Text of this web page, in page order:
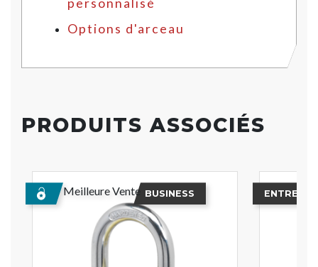
personnalisé
Options d'arceau
PRODUITS ASSOCIÉS
Meilleure Vente BUSINESS